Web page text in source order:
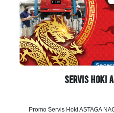
Servis Hoki
Promo Servis Hoki ASTAGA